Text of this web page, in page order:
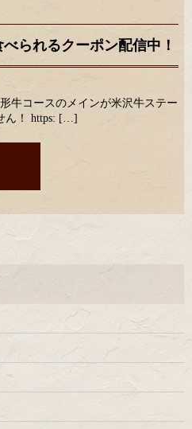
られるクーポン配信中！
牛コースのメインが米沢牛ステー
ん！ https: […]